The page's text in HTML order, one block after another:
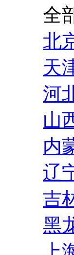
全
北
天
河
山
内
辽
吉
黑